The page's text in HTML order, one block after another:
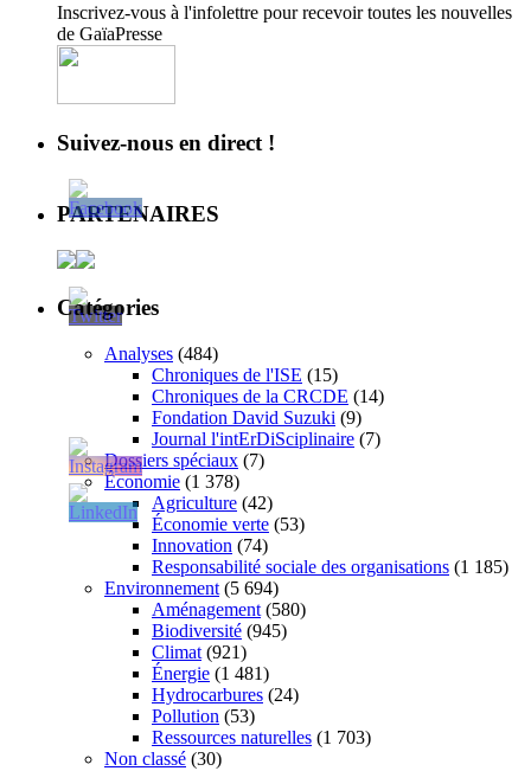
Inscrivez-vous à l'infolettre pour recevoir toutes les nouvelles
de GaïaPresse
Suivez-nous en direct !
PARTENAIRES
Catégories
Analyses (484)
Chroniques de l'ISE (15)
Chroniques de la CRCDE (14)
Fondation David Suzuki (9)
Journal l'intErDiSciplinaire (7)
Dossiers spéciaux (7)
Économie (1 378)
Agriculture (42)
Économie verte (53)
Innovation (74)
Responsabilité sociale des organisations (1 185)
Environnement (5 694)
Aménagement (580)
Biodiversité (945)
Climat (921)
Énergie (1 481)
Hydrocarbures (24)
Pollution (53)
Ressources naturelles (1 703)
Non classé (30)